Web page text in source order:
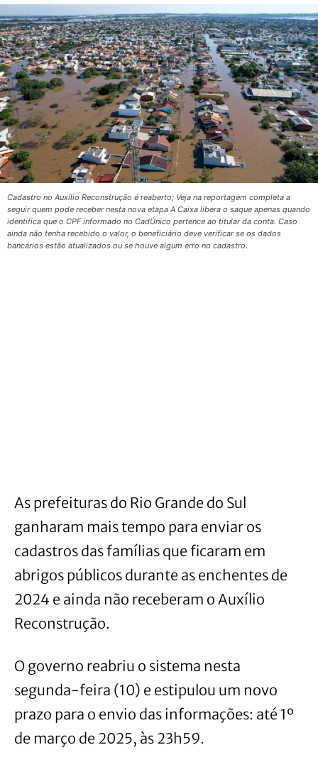
Cadastro no Auxílio Reconstrução é reaberto; Veja na reportagem completa a
seguir quem pode receber nesta nova etapa A Caixa libera o saque apenas quando
identifica que o CPF informado no CadÚnico pertence ao titular da conta. Caso
ainda não tenha recebido o valor, o beneficiário deve verificar se os dados
bancários estão atualizados ou se houve algum erro no cadastro.
As prefeituras do Rio Grande do Sul
ganharam mais tempo para enviar os
cadastros das famílias que ficaram em
abrigos públicos durante as enchentes de
2024 e ainda não receberam o Auxílio
Reconstrução.
O governo reabriu o sistema nesta
segunda-feira (10) e estipulou um novo
prazo para o envio das informações: até 1º
de março de 2025, às 23h59.